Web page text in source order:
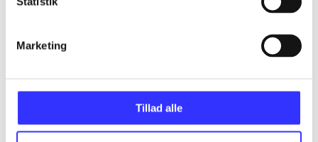
Marketing
Tillad alle
...